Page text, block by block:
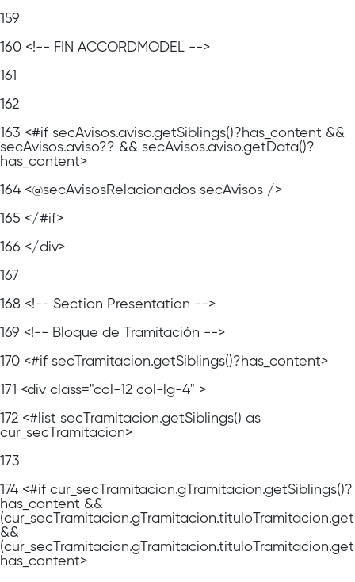
159
160 <!-- FIN ACCORDMODEL -->
161
162
163 <#if secAvisos.aviso.getSiblings()?has_content &&
secAvisos.aviso?? && secAvisos.aviso.getData()?
has_content>
164 <@secAvisosRelacionados secAvisos />
165 </#if>
166 </div>
167
168 <!-- Section Presentation -->
169 <!-- Bloque de Tramitación -->
170 <#if secTramitacion.getSiblings()?has_content>
171 <div class="col-12 col-lg-4" >
172 <#list secTramitacion.getSiblings() as
cur_secTramitacion>
173
174 <#if cur_secTramitacion.gTramitacion.getSiblings()?
has_content &&
&&
has_content>